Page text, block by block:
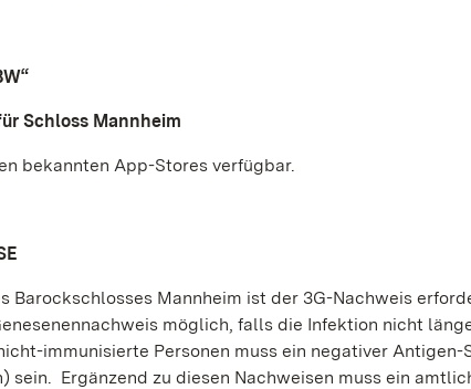
Schloss Mannheim
bekannten App-Stores verfügbar.
Barockschlosses Mannheim ist der 3G-Nachweis
möglich, falls die Infektion nicht
immunisierte Personen muss ein negativer
sein. Ergänzend zu diesen Nachweisen muss ein